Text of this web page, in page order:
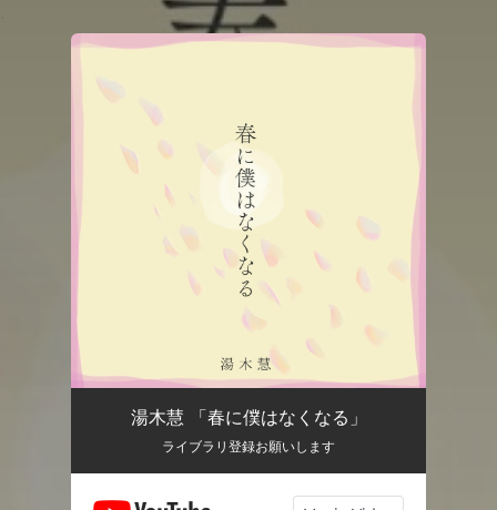
湯木慧 「春に僕はなくなる」
ライブラリ登録お願いします